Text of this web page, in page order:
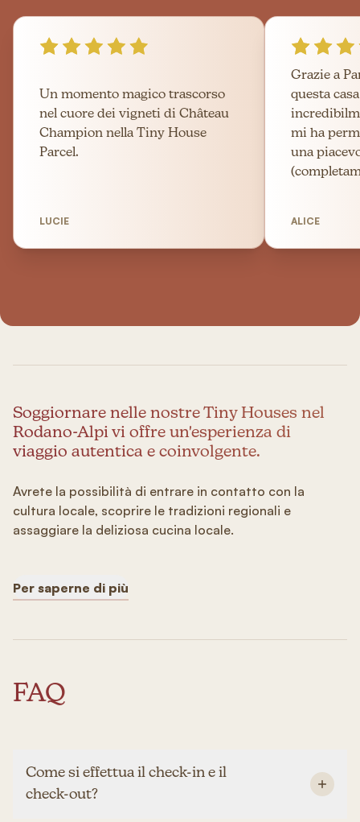
Un momento magico trascorso
nel cuore dei vigneti di Château
Champion nella Tiny House
Parcel.
LUCIE
Grazie a
questa
mi ha
una
ALICE
Soggiornare nelle nostre Tiny Houses nel
Rodano-Alpi vi offre un'esperienza di
viaggio autentica e coinvolgente.
Avrete la possibilità di entrare in contatto con la
cultura locale, scoprire le tradizioni regionali e
assaggiare la deliziosa cucina locale.
Per saperne di più
FAQ
Come si effettua il check-in e il
check-out?